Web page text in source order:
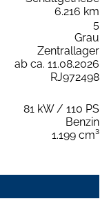
6.216 km
5
Grau
Zentrallager
ab ca. 11.08.2026
RJ972498
81 kW / 110 PS
Benzin
1.199 cm³